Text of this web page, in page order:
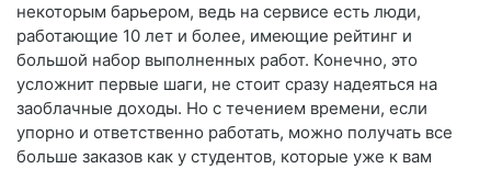
некоторым барьером, ведь на сервисе есть люди,
работающие 10 лет и более, имеющие рейтинг и
большой набор выполненных работ. Конечно, это
усложнит первые шаги, не стоит сразу надеяться на
заоблачные доходы. Но с течением времени, если
упорно и ответственно работать, можно получать все
больше заказов как у студентов, которые уже к вам